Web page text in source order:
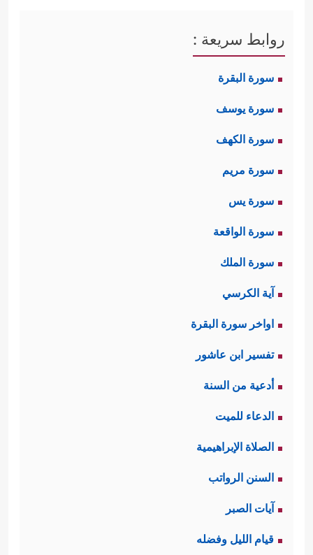
روابط سريعة :
سورة البقرة
سورة يوسف
سورة الكهف
سورة مريم
سورة يس
سورة الواقعة
سورة الملك
آية الكرسي
اواخر سورة البقرة
تفسير ابن عاشور
أدعية من السنة
الدعاء للميت
الصلاة الإبراهيمية
السنن الرواتب
آيات الصبر
قيام الليل وفضله